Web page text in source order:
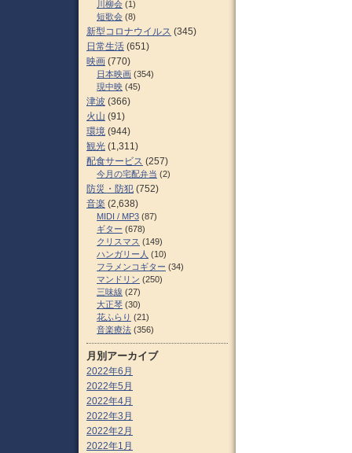
川柳会 (1)
短歌会 (8)
新型コロナウイルス (345)
日常生活 (651)
映画 (770)
日本映画 (354)
現中映 (45)
津波 (366)
火山 (91)
環境 (944)
観光 (1,311)
配食サービス (257)
今月の宅配弁当 (2)
防災・防犯 (752)
音楽 (2,638)
MIDI / MP3 (87)
ギター (678)
クリスマス (149)
ハンガリー人 (10)
フラメンコギター (34)
マンドリン (250)
三味線 (27)
大正琴 (30)
花ふらり (21)
音楽療法 (356)
月別アーカイブ
2022年6月
2022年5月
2022年4月
2022年3月
2022年2月
2022年1月